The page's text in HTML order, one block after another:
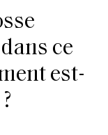
ce
est-